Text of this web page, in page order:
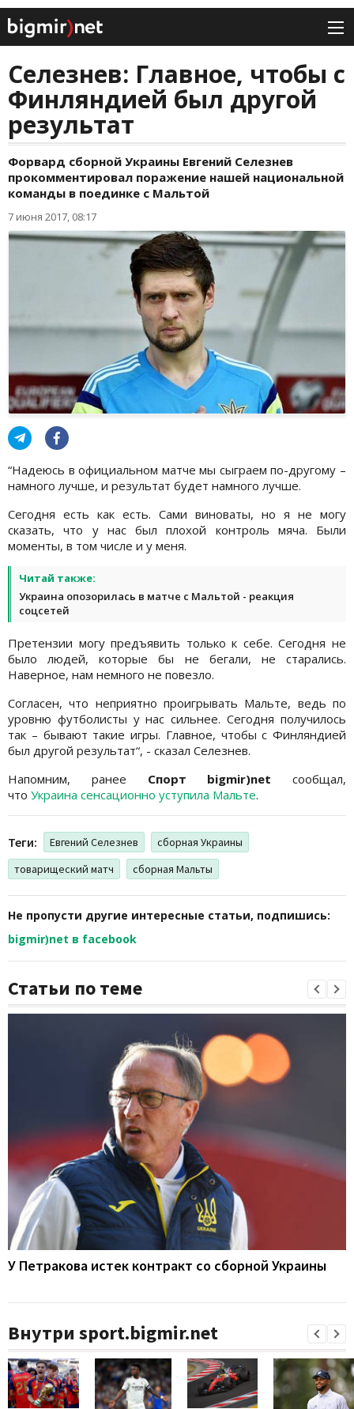
Селезнев: Главное, чтобы с
Финляндией был другой
результат
Форвард сборной Украины Евгений Селезнев
прокомментировал поражение нашей национальной
команды в поединке с Мальтой
7 июня 2017, 08:17
“Надеюсь в официальном матче мы сыграем по-другому –
намного лучше, и результат будет намного лучше.
Сегодня есть как есть. Сами виноваты, но я не могу
сказать, что у нас был плохой контроль мяча. Были
моменты, в том числе и у меня.
Читай также:
Украина опозорилась в матче с Мальтой - реакция
соцсетей
Претензии могу предъявить только к себе. Сегодня не
было людей, которые бы не бегали, не старались.
Наверное, нам немного не повезло.
Согласен, что неприятно проигрывать Мальте, ведь по
уровню футболисты у нас сильнее. Сегодня получилось
так – бывают такие игры. Главное, чтобы с Финляндией
был другой результат“, - сказал Селезнев.
Напомним, ранее Спорт bigmir)net сообщал,
что Украина сенсационно уступила Мальте.
Теги: Евгений Селезнев
сборная Украины
товарищеский матч
сборная Мальты
Не пропусти другие интересные статьи, подпишись:
bigmir)net в facebook
Статьи по теме
У Петракова истек контракт со сборной Украины
Внутри sport.bigmir.net